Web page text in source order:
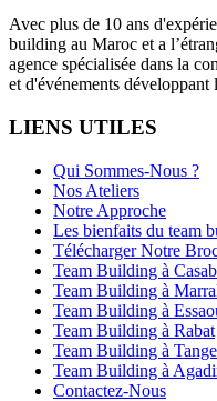
Avec plus de 10 ans
building au Maroc et a
agence spécialisée dans la
et d'événements développant
LIENS UTILES
Qui Sommes-Nous ?
Nos Ateliers
Notre Approche
Les bienfaits du team
Télécharger Notre
Team Building à
Team Building à
Team Building à
Team Building à Rabat
Team Building à
Team Building à
Contactez-Nous